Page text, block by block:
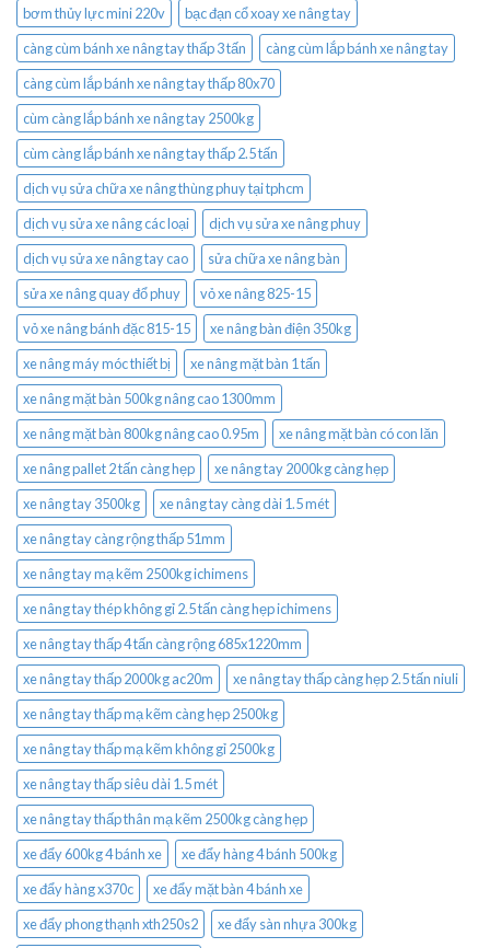
bơm thủy lực mini 220v
bạc đạn cổ xoay xe nâng tay
càng cùm bánh xe nâng tay thấp 3 tấn
càng cùm lắp bánh xe nâng tay
càng cùm lắp bánh xe nâng tay thấp 80x70
cùm càng lắp bánh xe nâng tay 2500kg
cùm càng lắp bánh xe nâng tay thấp 2.5 tấn
dịch vụ sửa chữa xe nâng thùng phuy tại tphcm
dịch vụ sửa xe nâng các loại
dịch vụ sửa xe nâng phuy
dịch vụ sửa xe nâng tay cao
sửa chữa xe nâng bàn
sửa xe nâng quay đổ phuy
vỏ xe nâng 825-15
vỏ xe nâng bánh đặc 815-15
xe nâng bàn điện 350kg
xe nâng máy móc thiết bị
xe nâng mặt bàn 1 tấn
xe nâng mặt bàn 500kg nâng cao 1300mm
xe nâng mặt bàn 800kg nâng cao 0.95m
xe nâng mặt bàn có con lăn
xe nâng pallet 2 tấn càng hẹp
xe nâng tay 2000kg càng hẹp
xe nâng tay 3500kg
xe nâng tay càng dài 1.5 mét
xe nâng tay càng rộng thấp 51mm
xe nâng tay mạ kẽm 2500kg ichimens
xe nâng tay thép không gỉ 2.5 tấn càng hẹp ichimens
xe nâng tay thấp 4 tấn càng rộng 685x1220mm
xe nâng tay thấp 2000kg ac20m
xe nâng tay thấp càng hẹp 2.5 tấn niuli
xe nâng tay thấp mạ kẽm càng hẹp 2500kg
xe nâng tay thấp mạ kẽm không gỉ 2500kg
xe nâng tay thấp siêu dài 1.5 mét
xe nâng tay thấp thân mạ kẽm 2500kg càng hẹp
xe đẩy 600kg 4 bánh xe
xe đẩy hàng 4 bánh 500kg
xe đẩy hàng x370c
xe đẩy mặt bàn 4 bánh xe
xe đẩy phong thạnh xth250s2
xe đẩy sàn nhựa 300kg